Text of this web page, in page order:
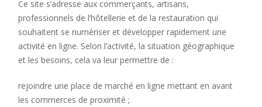
Ce site s’adresse aux commerçants, artisans,
professionnels de l’hôtellerie et de la restauration qui
souhaitent se numériser et développer rapidement une
activité en ligne. Selon l’activité, la situation géographique
et les besoins, cela va leur permettre de :
rejoindre une place de marché en ligne mettant en avant
les commerces de proximité ;